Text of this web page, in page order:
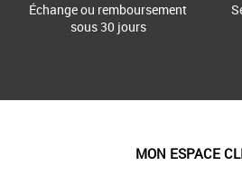
Échange ou remboursement
sous 30 jours
MON ESPACE